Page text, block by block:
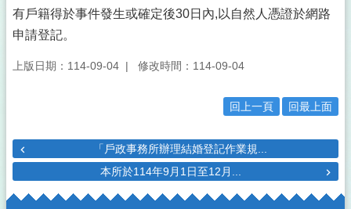
有戶籍得於事件發生或確定後30日內,以自然人憑證於網路
申請登記。
上版日期：114-09-04 修改時間：114-09-04
回上一頁 回最上面
「戶政事務所辦理結婚登記作業規...
本所於114年9月1日至12月...
:::